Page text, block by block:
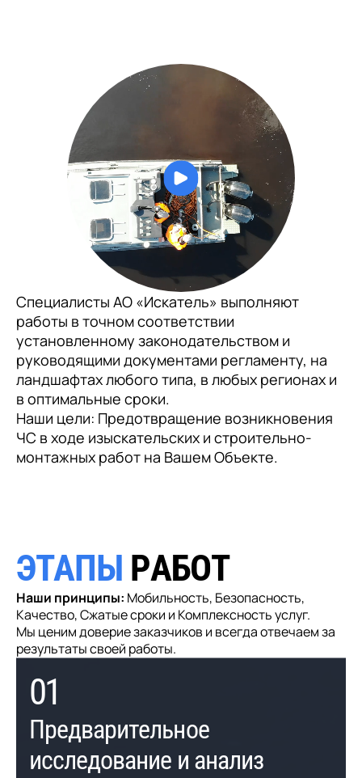
Специалисты АО «Искатель» выполняют
работы в точном соответствии
установленному законодательством и
руководящими документами регламенту, на
ландшафтах любого типа, в любых регионах и
в оптимальные сроки.
Наши цели: Предотвращение возникновения
ЧС в ходе изыскательских и строительно-
монтажных работ на Вашем Объекте.
ЭТАПЫ РАБОТ
Наши принципы: Мобильность, Безопасность,
Качество, Сжатые сроки и Комплексность услуг.
Мы ценим доверие заказчиков и всегда отвечаем за
результаты своей работы.
01
Предварительное
исследование и анализ